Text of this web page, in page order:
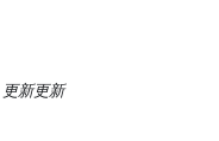
更新更新